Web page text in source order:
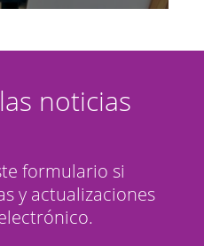
noticias
formulario si
y actualizaciones